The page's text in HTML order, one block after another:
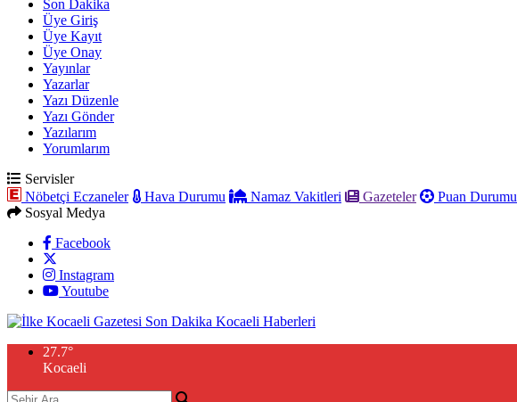
Son Dakika
Üye Giriş
Üye Kayıt
Üye Onay
Yayınlar
Yazarlar
Yazı Düzenle
Yazı Gönder
Yazılarım
Yorumlarım
Servisler
Nöbetçi Eczaneler
Hava Durumu Namaz Vakitleri Gazeteler
Puan Durumu
Sosyal Medya
Facebook
Instagram
Youtube
27.7°
Kocaeli